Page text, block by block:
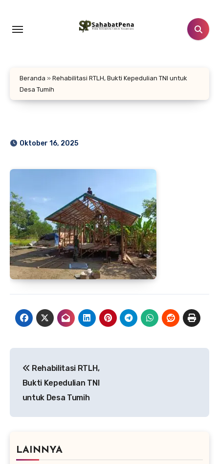
konten
Beranda » Rehabilitasi RTLH, Bukti Kepedulian TNI untuk
Desa Tumih
Oktober 16, 2025
pos
Rehabilitasi RTLH,
Bukti Kepedulian TNI
untuk Desa Tumih
LAINNYA